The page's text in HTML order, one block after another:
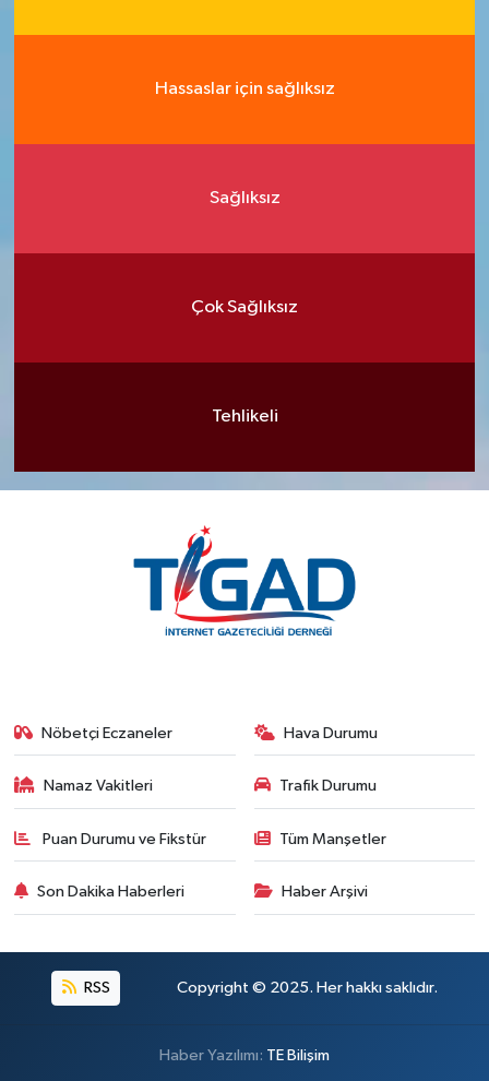
Hassaslar için sağlıksız
Sağlıksız
Çok Sağlıksız
Tehlikeli
Nöbetçi Eczaneler Hava Durumu
Namaz Vakitleri Trafik Durumu
Puan Durumu ve Fikstür Tüm Manşetler
Son Dakika Haberleri Haber Arşivi
RSS Copyright © 2025. Her hakkı saklıdır.
Haber Yazılımı: TE Bilişim